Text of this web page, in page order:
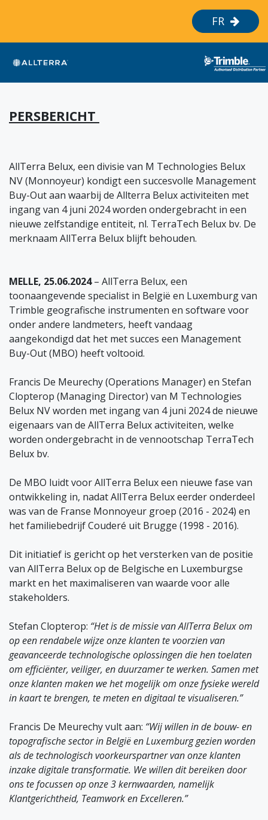
FR
PERSBERICHT
AllTerra Belux, een divisie van M Technologies Belux
NV (Monnoyeur) kondigt een succesvolle Management
Buy-Out aan waarbij de Allterra Belux activiteiten met
ingang van 4 juni 2024 worden ondergebracht in een
nieuwe zelfstandige entiteit, nl. TerraTech Belux bv. De
merknaam AllTerra Belux blijft behouden.
MELLE, 25.06.2024– AllTerra Belux, een
toonaangevende specialist in België en Luxemburg van
Trimble geografische instrumenten en software voor
onder andere landmeters, heeft vandaag
aangekondigd dat het met succes een Management
Buy-Out (MBO) heeft voltooid.
Francis De Meurechy (Operations Manager) en Stefan
Clopterop (Managing Director) van M Technologies
Belux NV worden met ingang van 4 juni 2024 de nieuwe
eigenaars van de AllTerra Belux activiteiten, welke
worden ondergebracht in de vennootschap TerraTech
Belux bv.
De MBO luidt voor AllTerra Belux een nieuwe fase van
ontwikkeling in, nadat AllTerra Belux eerder onderdeel
was van de Franse Monnoyeur groep (2016 - 2024) en
het familiebedrijf Couderé uit Brugge (1998 - 2016).
Dit initiatief is gericht op het versterken van de positie
van AllTerra Belux op de Belgische en Luxemburgse
markt en het maximaliseren van waarde voor alle
stakeholders.
Stefan Clopterop: “Het is de missie van AllTerra Belux om
op een rendabele wijze onze klanten te voorzien van
geavanceerde technologische oplossingen die hen toelaten
om efficiënter, veiliger, en duurzamer te werken. Samen met
onze klanten maken we het mogelijk om onze fysieke wereld
in kaart te brengen, te meten en digitaal te visualiseren.”
Francis De Meurechy vult aan: “Wij willen in de bouw- en
topografische sector in België en Luxemburg gezien worden
als de technologisch voorkeurspartner van onze klanten
inzake digitale transformatie. We willen dit bereiken door
ons te focussen op onze 3 kernwaarden, namelijk
Klantgerichtheid, Teamwork en Excelleren.”